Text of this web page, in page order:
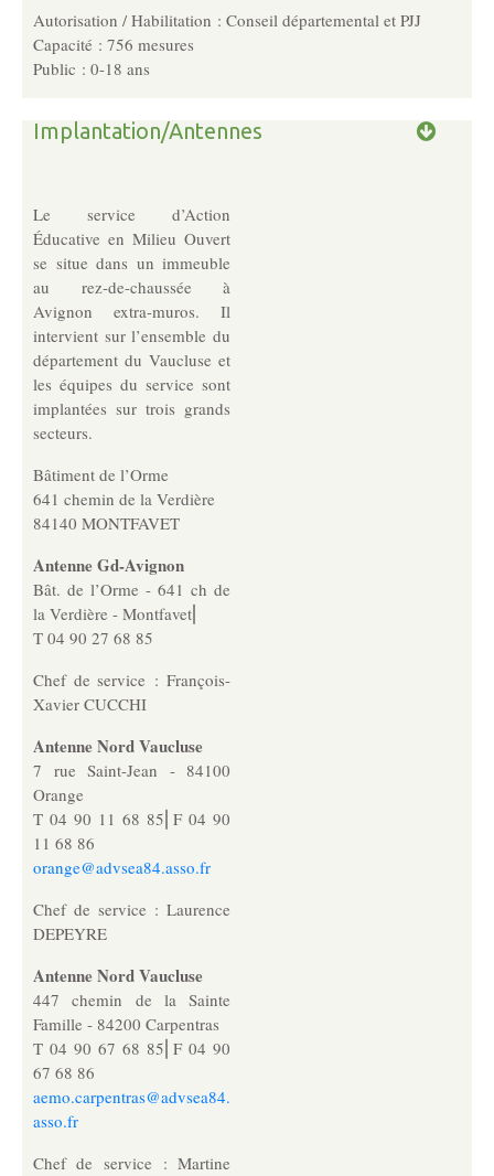
Pôle Socio-­Éducatif
Service de Prévention spécialisée territorialisée
Pôle Milieu Ouvert
AEMO
AEMO H
Pôle Protection et Soutien Familial
Médiation familiale
VPT
AGBF
Placement familial spécialisé
Pôle Hébergement Collectif
Le Moulin du Vaisseau
La Verdière
Offres d’emploi
Offres de stage
Candidatures spontanées
Note de l’index égalité hommes femmes
Actualités
Autorisation / Habilitation : Conseil départemental et PJJ
Capacité : 756 mesures
Public : 0-18 ans
Implantation/Antennes
Le service d’Action
Éducative en Milieu Ouvert
se situe dans un immeuble
au rez-de-chaussée à
Avignon extra-muros. Il
intervient sur l’ensemble du
département du Vaucluse et
les équipes du service sont
implantées sur trois grands
secteurs.
Bâtiment de l’Orme
641 chemin de la Verdière
84140 MONTFAVET
Antenne Gd-Avignon
Bât. de l’Orme - 641 ch de
la Verdière - Montfavet⎜
T 04 90 27 68 85
Chef de service : François-
Xavier CUCCHI
Antenne Nord Vaucluse
7 rue Saint-Jean - 84100
Orange
T 04 90 11 68 85⎜F 04 90
11 68 86
orange@advsea84.asso.fr
Chef de service : Laurence
DEPEYRE
Antenne Nord Vaucluse
447 chemin de la Sainte
Famille - 84200 Carpentras
T 04 90 67 68 85⎜F 04 90
67 68 86
aemo.carpentras@advsea84.
asso.fr
Chef de service : Martine